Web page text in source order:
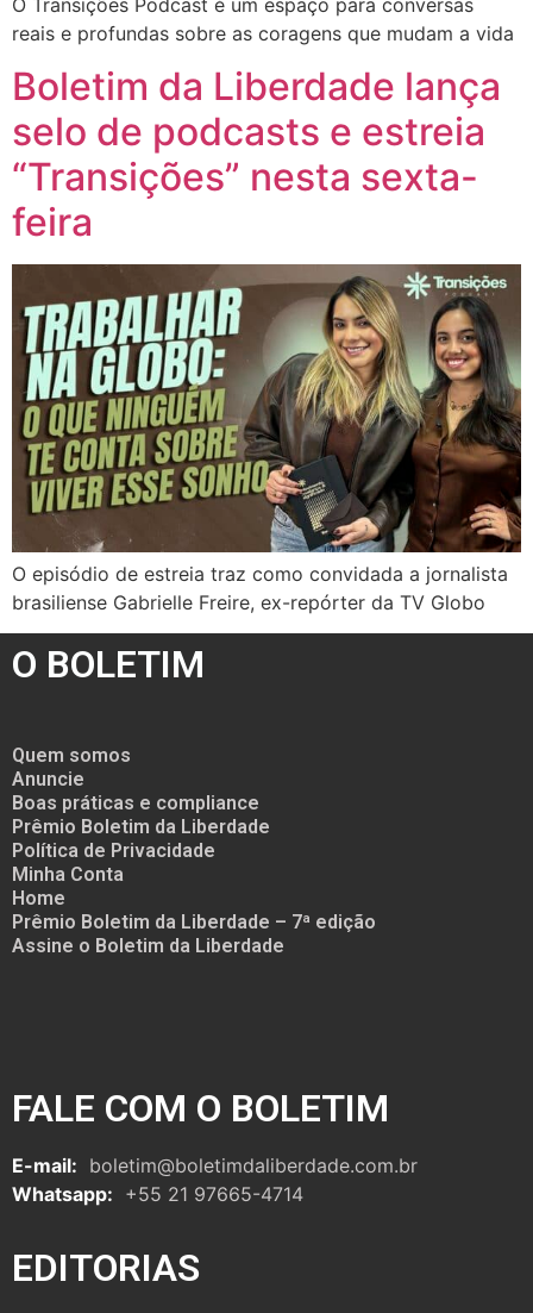
O Transições Podcast é um espaço para conversas
reais e profundas sobre as coragens que mudam a vida
Boletim da Liberdade lança
selo de podcasts e estreia
“Transições” nesta sexta-
feira
O episódio de estreia traz como convidada a jornalista
brasiliense Gabrielle Freire, ex-repórter da TV Globo
O BOLETIM
Quem somos
Anuncie
Boas práticas e compliance
Prêmio Boletim da Liberdade
Política de Privacidade
Minha Conta
Home
Prêmio Boletim da Liberdade – 7ª edição
Assine o Boletim da Liberdade
FALE COM O BOLETIM
E-mail: boletim@boletimdaliberdade.com.br
Whatsapp: +55 21 97665-4714
EDITORIAS